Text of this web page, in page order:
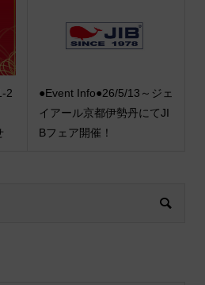
2
●Event Info●26/5/13～ジェ
イアール京都伊勢丹にてJI
Bフェア開催！